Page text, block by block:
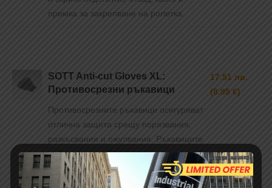
примка за закрепване на ролетка.
SOTT Anti-cut Gloves XL:
Противосрезни ръкавици
Противосрезните ръкавици осигуряват
отлична защита срещу порязвания,
разкъсвания и ожулвания. Ръкавиците
действат като бариера срещу остри
предмети като ножове, инструменти и
счупено стъкло. Свеждат до минимум
17.51 лв.
(8.95 €)